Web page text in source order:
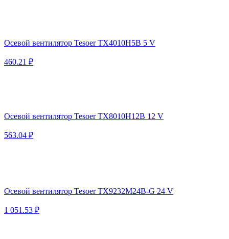
Осевой вентилятор Tesoer TX4010H5B 5 V
460.21 ₽
Осевой вентилятор Tesoer TX8010H12B 12 V
563.04 ₽
Осевой вентилятор Tesoer TX9232M24B-G 24 V
1 051.53 ₽